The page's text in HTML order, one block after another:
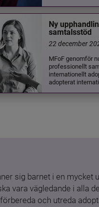
Ny
samtalsstöd
22 december
MFoF genomför
professionellt
internationellt
adopterat
sig barnet i en mycket
vara vägledande i alla
och utreda